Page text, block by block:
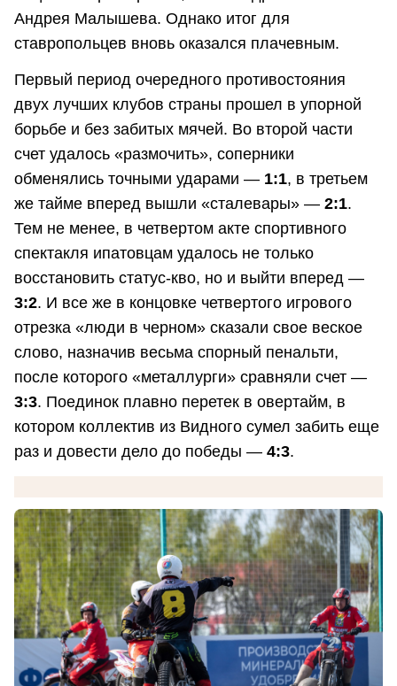
Андрея Малышева. Однако итог для
ставропольцев вновь оказался плачевным.
Первый период очередного противостояния
двух лучших клубов страны прошел в упорной
борьбе и без забитых мячей. Во второй части
счет удалось «размочить», соперники
обменялись точными ударами — 1:1, в третьем
же тайме вперед вышли «сталевары» — 2:1.
Тем не менее, в четвертом акте спортивного
спектакля ипатовцам удалось не только
восстановить статус-кво, но и выйти вперед —
3:2. И все же в концовке четвертого игрового
отрезка «люди в черном» сказали свое веское
слово, назначив весьма спорный пенальти,
после которого «металлурги» сравняли счет —
3:3. Поединок плавно перетек в овертайм, в
котором коллектив из Видного сумел забить еще
раз и довести дело до победы — 4:3.